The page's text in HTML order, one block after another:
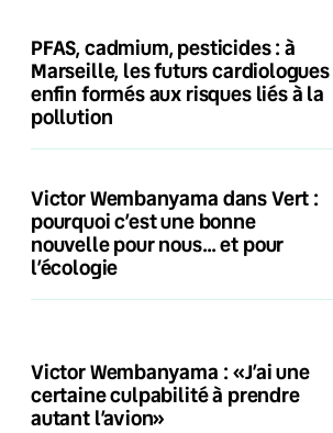
PFAS, cadmium, pesticides : à
Marseille, les futurs cardiologues
enfin formés aux risques liés à la
pollution
Victor Wembanyama dans Vert :
pourquoi c’est une bonne
nouvelle pour nous… et pour
l’écologie
Victor Wembanyama : «J’ai une
certaine culpabilité à prendre
autant l’avion»